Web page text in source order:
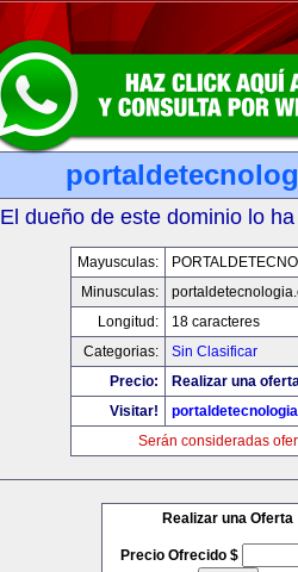
El dueño de este dominio lo
Mayusculas:
Minusculas:
Longitud:
18 caracteres
Categorias:
Sin Clasificar
Precio:
Realizar una
Visitar!
Serán consideradas
Realizar una Oferta
Precio Ofrecido $